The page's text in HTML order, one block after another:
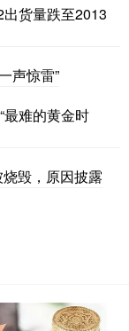
货量跌至2013
声惊雷”
最难的黄金时
毁，原因披露